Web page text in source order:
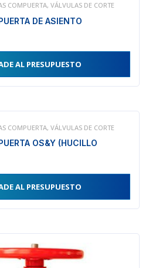
COMPUERTA, VÁLVULAS DE CORTE
DE ASIENTO
AL PRESUPUESTO
COMPUERTA, VÁLVULAS DE CORTE
OS&Y (HUCILLO
AL PRESUPUESTO